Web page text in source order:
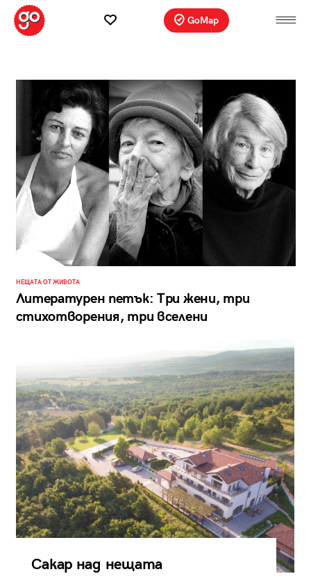
GoMap
НЕЩАТА ОТ ЖИВОТА
Литературен петък: Три жени, три
стихотворения, три вселени
Сакар над нещата